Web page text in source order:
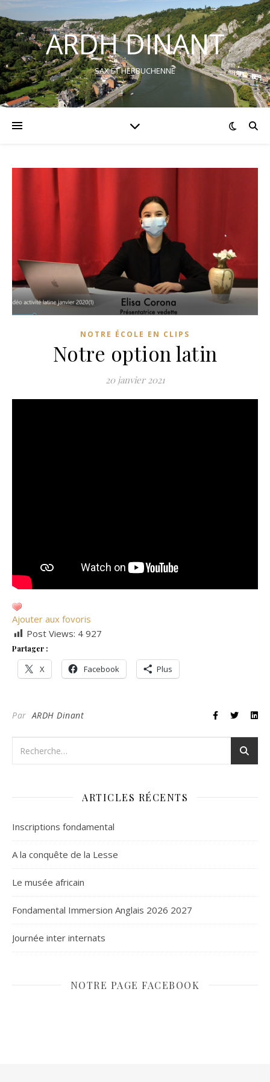
ARDH DINANT
SAX ET HERBUCHENNE
NOTRE ÉCOLE EN CLIPS
Notre option latin
20 janvier 2021
Ajouter aux fovoris
Post Views: 4 927
Partager :
X Facebook Plus
ParARDH Dinant
ARTICLES RÉCENTS
Inscriptions fondamental
A la conquête de la Lesse
Le musée africain
Fondamental Immersion Anglais 2026 2027
Journée inter internats
NOTRE PAGE FACEBOOK